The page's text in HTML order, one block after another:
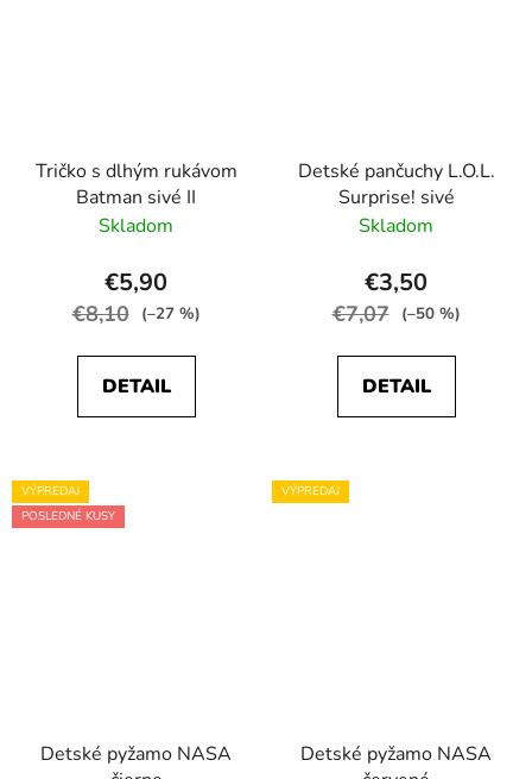
Tričko s dlhým rukávom
Batman sivé II
Skladom
€5,90
€8,10 (–27 %)
DETAIL
Detské pančuchy L.O.L.
Surprise! sivé
Skladom
€3,50
€7,07 (–50 %)
DETAIL
VÝPREDAJ
POSLEDNÉ KUSY
Detské pyžamo NASA
VÝPREDAJ
Detské pyžamo NASA